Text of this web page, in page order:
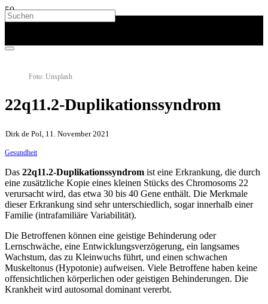
Foto: Unsplash
22q11.2-Duplikationssyndrom
Dirk de Pol, 11. November 2021
Gesundheit
Das 22q11.2-Duplikationssyndrom ist eine Erkrankung, die durch
eine zusätzliche Kopie eines kleinen Stücks des Chromosoms 22
verursacht wird, das etwa 30 bis 40 Gene enthält. Die Merkmale
dieser Erkrankung sind sehr unterschiedlich, sogar innerhalb einer
Familie (intrafamiliäre Variabilität).
Die Betroffenen können eine geistige Behinderung oder
Lernschwäche, eine Entwicklungsverzögerung, ein langsames
Wachstum, das zu Kleinwuchs führt, und einen schwachen
Muskeltonus (Hypotonie) aufweisen. Viele Betroffene haben keine
offensichtlichen körperlichen oder geistigen Behinderungen. Die
Krankheit wird autosomal dominant vererbt.